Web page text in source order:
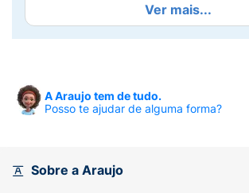
em três versões, que vai de fluxo
intenso. Essa é a versão médio,
Ver mais...
A Araujo tem de tudo.
Posso te ajudar de alguma forma?
Sobre a Araujo